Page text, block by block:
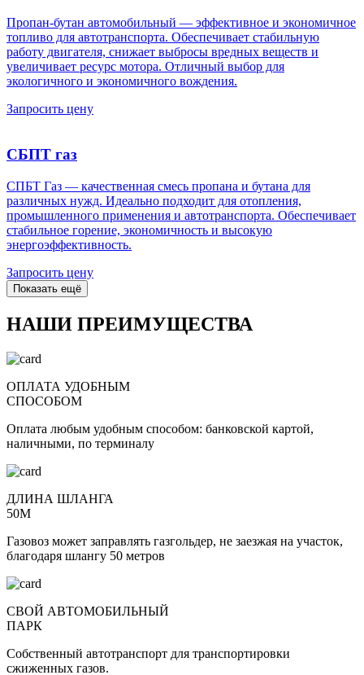
Пропан-бутан автомобильный — эффективное и экономичное
топливо для автотранспорта. Обеспечивает стабильную
работу двигателя, снижает выбросы вредных веществ и
увеличивает ресурс мотора. Отличный выбор для
экологичного и экономичного вождения.
Запросить цену
СБПТ газ
СПБТ Газ — качественная смесь пропана и бутана для
различных нужд. Идеально подходит для отопления,
промышленного применения и автотранспорта. Обеспечивает
стабильное горение, экономичность и высокую
энергоэффективность.
Запросить цену
Показать ещё
НАШИ ПРЕИМУЩЕСТВА
ОПЛАТА УДОБНЫМ
СПОСОБОМ
Оплата любым удобным способом: банковской картой,
наличными, по терминалу
ДЛИНА ШЛАНГА
50М
Газовоз может заправлять газгольдер, не заезжая на участок,
благодаря шлангу 50 метров
СВОЙ АВТОМОБИЛЬНЫЙ
ПАРК
Собственный автотранспорт для транспортировки
сжиженных газов.